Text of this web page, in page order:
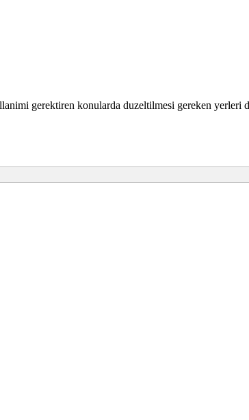
gerektiren konularda duzeltilmesi gereken yerleri